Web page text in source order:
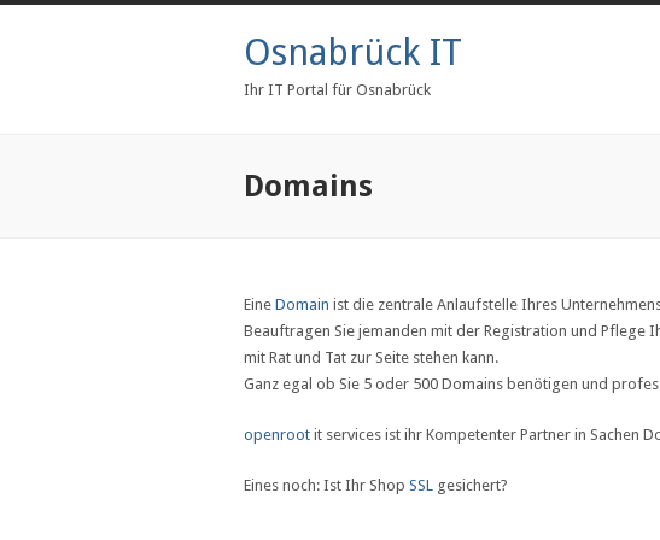
Osnabrück IT
Ihr IT Portal für Osnabrück
Domains
Eine Domain ist die zentrale Anlaufstelle Ihres
Beauftragen Sie jemanden mit der Registration und Pflege
mit Rat und Tat zur Seite stehen kann.
Ganz egal ob Sie 5 oder 500 Domains benötigen und
openroot it services ist ihr Kompetenter Partner in Sachen
Eines noch: Ist Ihr Shop SSL gesichert?